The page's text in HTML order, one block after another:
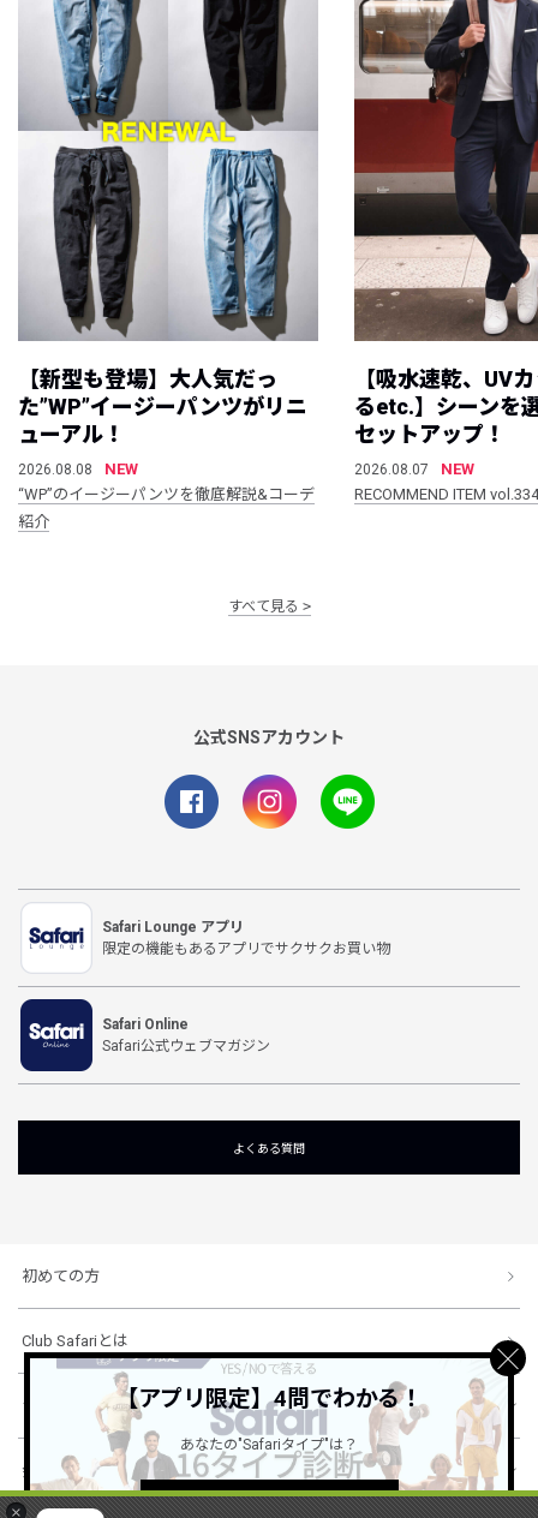
×
【新型も登場】大人気だっ
た”WP”イージーパンツがリニ
ューアル！
2026.08.08
NEW
“WP”のイージーパンツを徹底解説&コーデ
紹介
【吸水速乾、UV
るetc.】シーンを
セットアップ！
2026.08.07
NEW
RECOMMEND ITEM vol.334
すべて見る
公式SNSアカウント
Safari Lounge アプリ
限定の機能もあるアプリでサクサクお買い物
Safari Online
Safari公式ウェブマガジン
よくある質問
初めての方
Club Safariとは
ショッピングガイド
会社概要・規約
【アプリ限定】4問でわかる！
あなたの"Safariタイプ"は？
詳しくはこちら ＞